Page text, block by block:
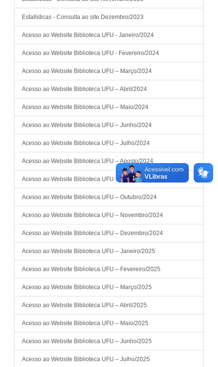
Estatísticas - Consulta ao site Dezembro/2023
Acesso ao Website Biblioteca UFU - Janeiro/2024
Acesso ao Website Biblioteca UFU - Fevereiro/2024
Acesso ao Website Biblioteca UFU – Março/2024
Acesso ao Website Biblioteca UFU – Abril/2024
Acesso ao Website Biblioteca UFU – Maio/2024
Acesso ao Website Biblioteca UFU – Junho/2024
Acesso ao Website Biblioteca UFU – Julho/2024
Acesso ao Website Biblioteca UFU – Agosto/2024
Acesso ao Website Biblioteca UFU – Setembro/2024
Acesso ao Website Biblioteca UFU – Outubro/2024
Acesso ao Website Biblioteca UFU – Novembro/2024
Acesso ao Website Biblioteca UFU – Dezembro/2024
Acesso ao Website Biblioteca UFU – Janeiro/2025
Acesso ao Website Biblioteca UFU – Fevereiro/2025
Acesso ao Website Biblioteca UFU – Março/2025
Acesso ao Website Biblioteca UFU – Abril/2025
Acesso ao Website Biblioteca UFU – Maio/2025
Acesso ao Website Biblioteca UFU – Junho/2025
Acesso ao Website Biblioteca UFU – Julho/2025